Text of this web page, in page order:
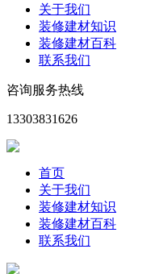
关于我们
装修建材知识
装修建材百科
联系我们
咨询服务热线
13303831626
首页
关于我们
装修建材知识
装修建材百科
联系我们